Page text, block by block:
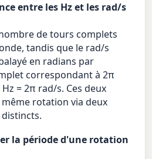
entre les Hz et les rad/s
de tours complets
tandis que le rad/s
en radians par
correspondant à 2π
= 2π rad/s. Ces deux
rotation via deux
la période d'une rotation